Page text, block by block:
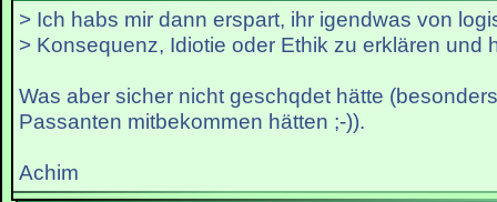
> Ich habs mir dann erspart, ihr igendwas von
> Konsequenz, Idiotie oder Ethik zu erklären und
Was aber sicher nicht geschqdet hätte
Passanten mitbekommen hätten ;-)).
Achim